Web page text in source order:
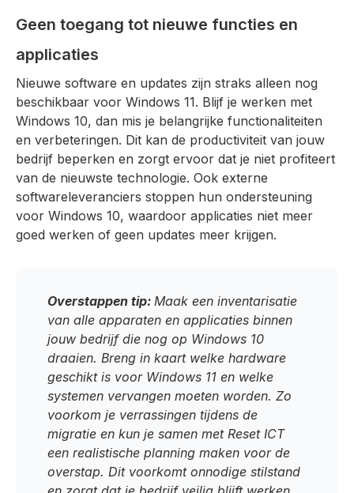
Geen toegang tot nieuwe functies en
applicaties
Nieuwe software en updates zijn straks alleen nog
beschikbaar voor Windows 11. Blijf je werken met
Windows 10, dan mis je belangrijke functionaliteiten
en verbeteringen. Dit kan de productiviteit van jouw
bedrijf beperken en zorgt ervoor dat je niet profiteert
van de nieuwste technologie. Ook externe
softwareleveranciers stoppen hun ondersteuning
voor Windows 10, waardoor applicaties niet meer
goed werken of geen updates meer krijgen.
Overstappen tip: Maak een inventarisatie
van alle apparaten en applicaties binnen
jouw bedrijf die nog op Windows 10
draaien. Breng in kaart welke hardware
geschikt is voor Windows 11 en welke
systemen vervangen moeten worden. Zo
voorkom je verrassingen tijdens de
migratie en kun je samen met Reset ICT
een realistische planning maken voor de
overstap. Dit voorkomt onnodige stilstand